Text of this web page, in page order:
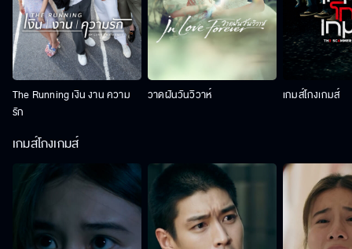
The Running เงิน งาน ความ
รัก
วาดฝันวันวิวาห์ เกมส์โกงเกมส์
เกมส์โกงเกมส์